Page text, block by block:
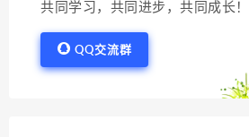
共同学习，共同进步，共同成长！
QQ交流群